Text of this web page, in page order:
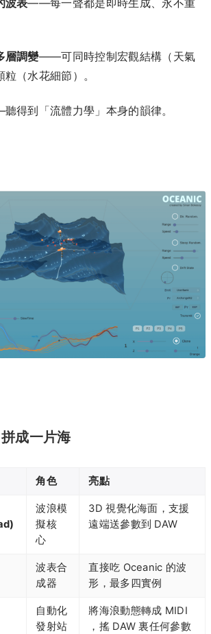
層調變——可同時控制宏觀結構（天氣
（水花細節）。
得到「流體力學」本身的韻律。
成一片海
角色 亮點
波浪模
擬核
心
3D 視覺化海面，支援
遠端送參數到 DAW
波表合
成器
直接吃 Oceanic 的波
形，最多四實例
自動化
發射站
將海浪動態轉成 MIDI
，搖 DAW 裏任何參數